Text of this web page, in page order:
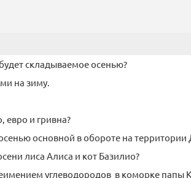
складываемое осенью?
на зиму.
евро и гривна?
основной в обороте на
лиса Алиса и кот Базилио?
углеводородов в коморке папы